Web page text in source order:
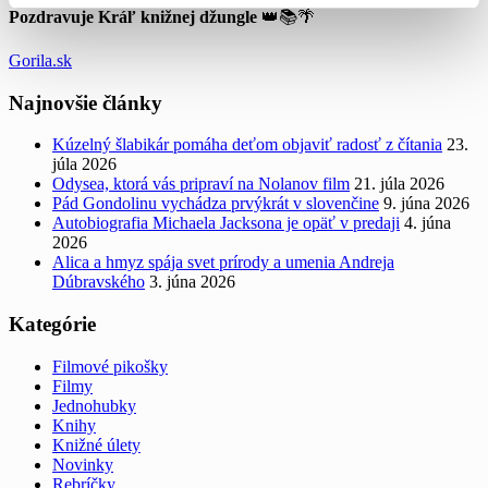
Pozdravuje Kráľ knižnej džungle 👑📚🌴
Gorila.sk
Najnovšie články
Kúzelný šlabikár pomáha deťom objaviť radosť z čítania 23.
júla 2026
Odysea, ktorá vás pripraví na Nolanov film 21. júla 2026
Pád Gondolinu vychádza prvýkrát v slovenčine 9. júna 2026
Autobiografia Michaela Jacksona je opäť v predaji 4. júna
2026
Alica a hmyz spája svet prírody a umenia Andreja
Dúbravského 3. júna 2026
Kategórie
Filmové pikošky
Filmy
Jednohubky
Knihy
Knižné úlety
Novinky
Rebríčky